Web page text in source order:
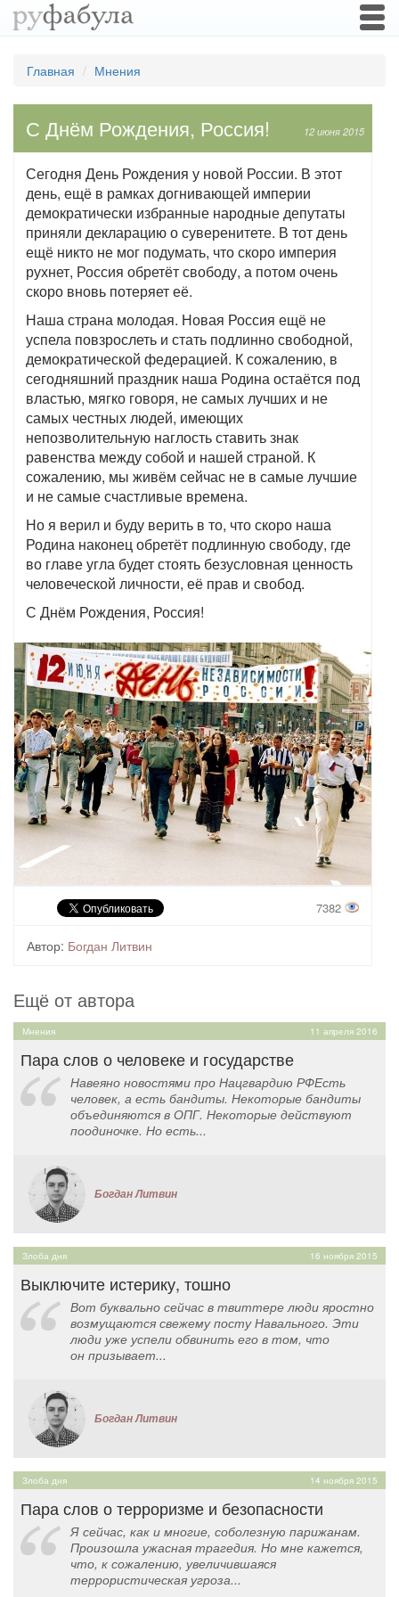
Главная Мнения
12 июня 2015
С Днём Рождения, Россия!
Сегодня День Рождения у новой России. В этот
день, ещё в рамках догнивающей империи
демократически избранные народные депутаты
приняли декларацию о суверенитете. В тот день
ещё никто не мог подумать, что скоро империя
рухнет, Россия обретёт свободу, а потом очень
скоро вновь потеряет её.
Наша страна молодая. Новая Россия ещё не
успела повзрослеть и стать подлинно свободной,
демократической федерацией. К сожалению, в
сегодняшний праздник наша Родина остаётся под
властью, мягко говоря, не самых лучших и не
самых честных людей, имеющих
непозволительную наглость ставить знак
равенства между собой и нашей страной. К
сожалению, мы живём сейчас не в самые лучшие
и не самые счастливые времена.
Но я верил и буду верить в то, что скоро наша
Родина наконец обретёт подлинную свободу, где
во главе угла будет стоять безусловная ценность
человеческой личности, её прав и свобод.
С Днём Рождения, Россия!
7382
Автор: Богдан Литвин
Ещё от автора
Мнения 11 апреля 2016
Пара слов о человеке и государстве
Навеяно новостями про Нацгвардию РФЕсть
человек, а есть бандиты. Некоторые бандиты
объединяются в ОПГ. Некоторые действуют
поодиночке. Но есть...
Богдан Литвин
Злоба дня 16 ноября 2015
Выключите истерику, тошно
Вот буквально сейчас в твиттере люди яростно
возмущаются свежему посту Навального. Эти
люди уже успели обвинить его в том, что
он призывает...
Богдан Литвин
Злоба дня 14 ноября 2015
Пара слов о терроризме и безопасности
Я сейчас, как и многие, соболезную парижанам.
Произошла ужасная трагедия. Но мне кажется,
что, к сожалению, увеличившаяся
террористическая угроза...